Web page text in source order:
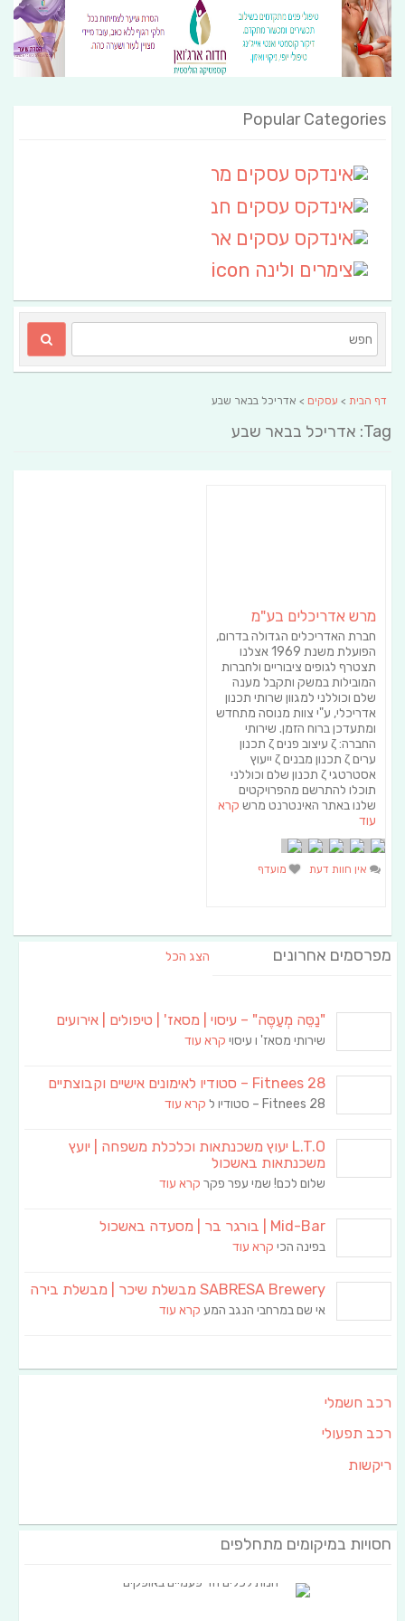
Popular Categories
דף הבית > עסקים > אדריכל בבאר שבע
Tag: אדריכל בבאר שבע
מרש אדריכלים בע"מ
חברת האדריכלים הגדולה בדרום,
הפועלת משנת 1969 אצלנו
תצטרף לגופים ציבוריים ולחברות
המובילות במשק ותקבל מענה
שלם וכוללני למגוון שרותי תכנון
אדריכלי, ע"י צוות מנוסה מתחדש
ומתעדכן ברוח הזמן. שירותי
החברה: ζ עיצוב פנים ζ תכנון
ערים ζ תכנון מבנים ζ ייעוץ
אסטרטגי ζ תכנון שלם וכוללני
תוכלו להתרשם מהפרויקטים
שלנו באתר האינטרנט מרש קרא
עוד
אין חוות דעת מועדף
מפרסמים אחרונים הצג הכל
"נַסֵּה מְעַסֶּה" – עיסוי | מסאז' | טיפולים | אירועים
שירותי מסאז' ו עיסוי קרא עוד
Fitnees 28 – סטודיו לאימונים אישיים וקבוצתיים
Fitnees 28 – סטודיו ל קרא עוד
L.T.O יעוץ משכנתאות וכלכלת משפחה | יועץ
משכנתאות באשכול
שלום לכם! שמי עפר פקר קרא עוד
Mid-Bar | בורגר בר | מסעדה באשכול
בפינה הכי קרא עוד
SABRESA Brewery מבשלת שיכר | מבשלת בירה
אי שם במרחבי הנגב המע קרא עוד
רכב חשמלי
רכב תפעולי
ריקשות
חסויות במיקומים מתחלפים